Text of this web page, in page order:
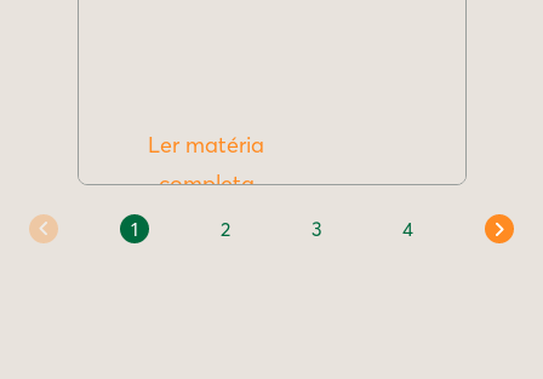
Ler matéria
completa
1 2 3 4